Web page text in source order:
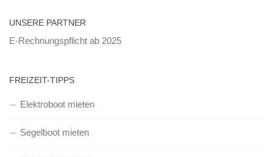
UNSERE PARTNER
E-Rechnungspflicht ab 2025
FREIZEIT-TIPPS
Elektroboot mieten
Segelboot mieten